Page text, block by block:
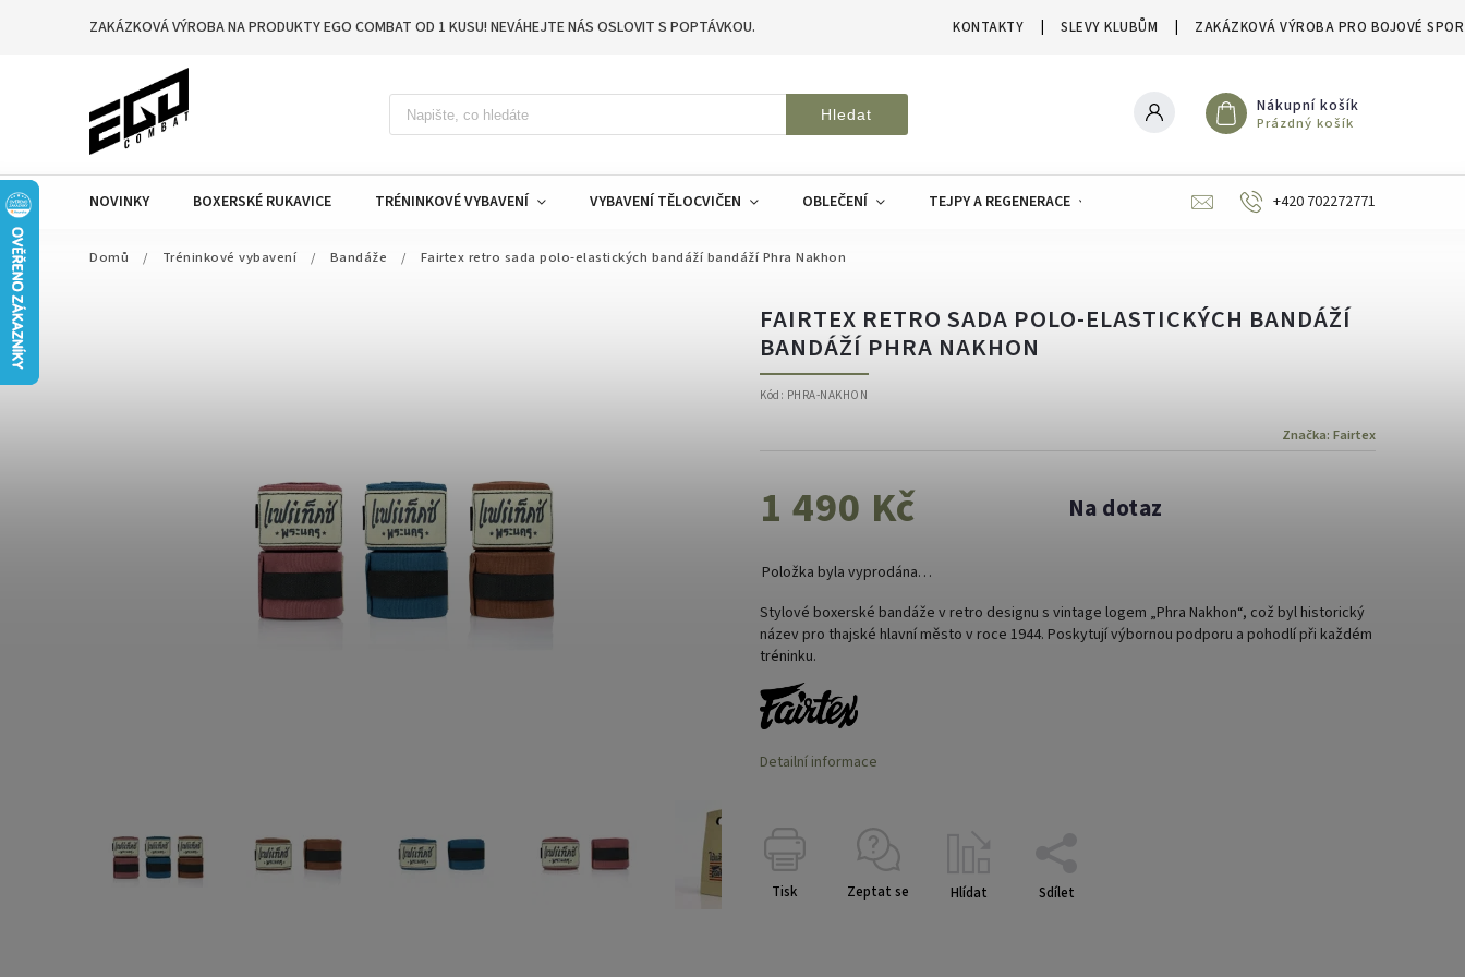
ZAKÁZKOVÁ VÝROBA NA PRODUKTY EGO COMBAT OD 1 KUSU! NEVÁHEJTE NÁS OSLOVIT S POPTÁVKOU. KONTAKTY SLEVY KLUBŮM ZAKÁZKOVÁ VÝROBA PRO BOJOVÉ
Hledat Nákupní košík
Prázdný košík
NOVINKY BOXERSKÉ RUKAVICE TRÉNINKOVÉ VYBAVENÍ VYBAVENÍ TĚLOCVIČEN OBLEČENÍ TEJPY A REGENERACE SLEVY A VÝPRODEJE
+420 702272771
Domů / Tréninkové vybavení / Bandáže / Fairtex retro sada polo-elastických bandáží bandáží Phra Nakhon
FAIRTEX RETRO SADA POLO-ELASTICKÝCH BANDÁŽÍ
BANDÁŽÍ PHRA NAKHON
Kód: PHRA-NAKHON
Značka: Fairtex
1 490 Kč Na dotaz
Položka byla vyprodána…
Stylové boxerské bandáže v retro designu s vintage logem „Phra Nakhon“, což byl historický
název pro thajské hlavní město v roce 1944. Poskytují výbornou podporu a pohodlí při každém
tréninku.
Detailní informace
Tisk Zeptat se Hlídat Sdílet